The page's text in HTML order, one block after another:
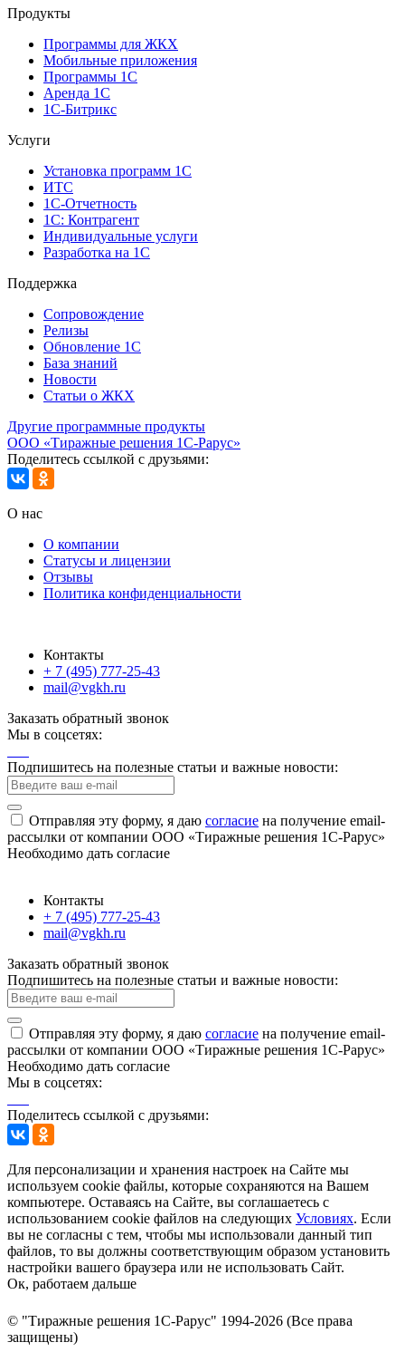
Продукты
Программы для ЖКХ
Мобильные приложения
Программы 1С
Аренда 1С
1С-Битрикс
Услуги
Установка программ 1С
ИТС
1С-Отчетность
1С: Контрагент
Индивидуальные услуги
Разработка на 1С
Поддержка
Сопровождение
Релизы
Обновление 1С
База знаний
Новости
Статьи о ЖКХ
Другие программные продукты
ООО «Тиражные решения 1С-Рарус»
Поделитесь ссылкой с друзьями:
О нас
О компании
Статусы и лицензии
Отзывы
Политика конфиденциальности
Контакты
+ 7 (495) 777-25-43
mail@vgkh.ru
Заказать обратный звонок
Мы в соцсетях:
Подпишитесь на полезные статьи и важные новости:
Отправляя эту форму, я даю согласие на получение email-
рассылки от компании ООО «Тиражные решения 1С-Рарус»
Необходимо дать согласие
Контакты
+ 7 (495) 777-25-43
mail@vgkh.ru
Заказать обратный звонок
Подпишитесь на полезные статьи и важные новости:
Отправляя эту форму, я даю согласие на получение email-
рассылки от компании ООО «Тиражные решения 1С-Рарус»
Необходимо дать согласие
Мы в соцсетях:
Поделитесь ссылкой с друзьями:
Для персонализации и хранения настроек на Сайте мы
используем cookie файлы, которые сохраняются на Вашем
компьютере. Оставаясь на Сайте, вы соглашаетесь с
использованием cookie файлов на следующих Условиях. Если
вы не согласны с тем, чтобы мы использовали данный тип
файлов, то вы должны соответствующим образом установить
настройки вашего браузера или не использовать Сайт.
Ок, работаем дальше
© "Тиражные решения 1С-Рарус" 1994-2026 (Все права
защищены)